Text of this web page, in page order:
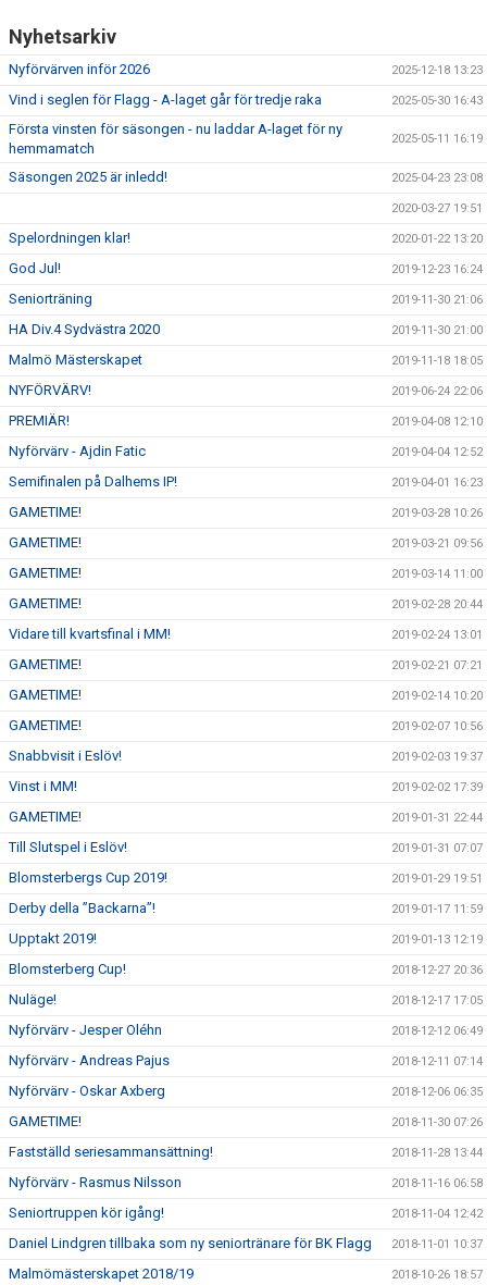
Nyhetsarkiv
Nyförvärven inför 2026 2025-12-18 13:23
Vind i seglen för Flagg - A-laget går för tredje raka 2025-05-30 16:43
Första vinsten för säsongen - nu laddar A-laget för ny
hemmamatch
2025-05-11 16:19
Säsongen 2025 är inledd! 2025-04-23 23:08
2020-03-27 19:51
Spelordningen klar! 2020-01-22 13:20
God Jul! 2019-12-23 16:24
Seniorträning 2019-11-30 21:06
HA Div.4 Sydvästra 2020 2019-11-30 21:00
Malmö Mästerskapet 2019-11-18 18:05
NYFÖRVÄRV! 2019-06-24 22:06
PREMIÄR! 2019-04-08 12:10
Nyförvärv - Ajdin Fatic 2019-04-04 12:52
Semifinalen på Dalhems IP! 2019-04-01 16:23
GAMETIME! 2019-03-28 10:26
GAMETIME! 2019-03-21 09:56
GAMETIME! 2019-03-14 11:00
GAMETIME! 2019-02-28 20:44
Vidare till kvartsfinal i MM! 2019-02-24 13:01
GAMETIME! 2019-02-21 07:21
GAMETIME! 2019-02-14 10:20
GAMETIME! 2019-02-07 10:56
Snabbvisit i Eslöv! 2019-02-03 19:37
Vinst i MM! 2019-02-02 17:39
GAMETIME! 2019-01-31 22:44
Till Slutspel i Eslöv! 2019-01-31 07:07
Blomsterbergs Cup 2019! 2019-01-29 19:51
Derby della ”Backarna”! 2019-01-17 11:59
Upptakt 2019! 2019-01-13 12:19
Blomsterberg Cup! 2018-12-27 20:36
Nuläge! 2018-12-17 17:05
Nyförvärv - Jesper Oléhn 2018-12-12 06:49
Nyförvärv - Andreas Pajus 2018-12-11 07:14
Nyförvärv - Oskar Axberg 2018-12-06 06:35
GAMETIME! 2018-11-30 07:26
Fastställd seriesammansättning! 2018-11-28 13:44
Nyförvärv - Rasmus Nilsson 2018-11-16 06:58
Seniortruppen kör igång! 2018-11-04 12:42
Daniel Lindgren tillbaka som ny seniortränare för BK Flagg 2018-11-01 10:37
Malmömästerskapet 2018/19 2018-10-26 18:57